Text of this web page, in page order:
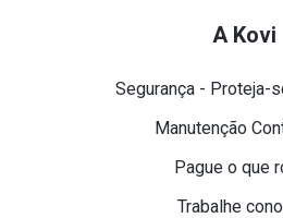
A Kovi
Segurança - Proteja-
Manutenção
Pague o que
Trabalhe